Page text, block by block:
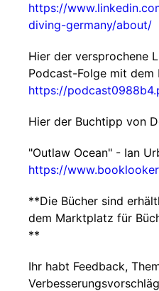
https://
diving-germany/about/
Hier der versprochene
Podcast-Folge mit dem
https://
Hier der Buchtipp von
"Outlaw Ocean" - Ian
https://
**Die Bücher sind
dem Marktplatz für
**
Ihr habt Feedback,